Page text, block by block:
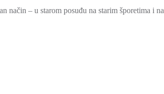
način – u starom posuđu na starim šporetima i na